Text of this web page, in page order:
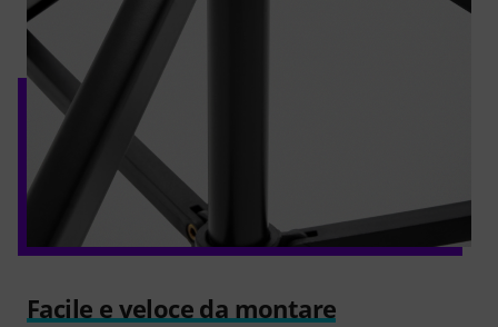
Facile e veloce da montare